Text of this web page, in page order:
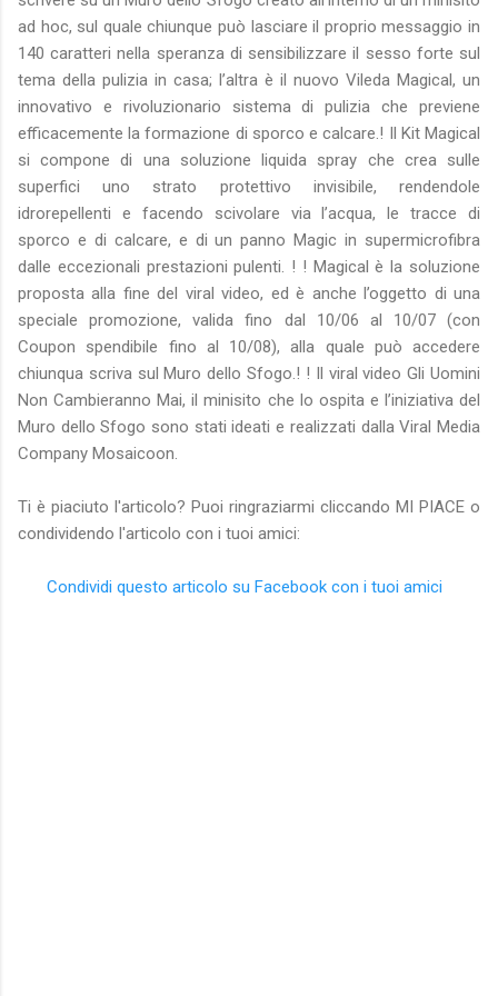
ad hoc, sul quale chiunque può lasciare il proprio messaggio in
140 caratteri nella speranza di sensibilizzare il sesso forte sul
tema della pulizia in casa; l’altra è il nuovo Vileda Magical, un
innovativo e rivoluzionario sistema di pulizia che previene
efficacemente la formazione di sporco e calcare.! Il Kit Magical
si compone di una soluzione liquida spray che crea sulle
superfici uno strato protettivo invisibile, rendendole
idrorepellenti e facendo scivolare via l’acqua, le tracce di
sporco e di calcare, e di un panno Magic in supermicrofibra
dalle eccezionali prestazioni pulenti. ! ! Magical è la soluzione
proposta alla fine del viral video, ed è anche l’oggetto di una
speciale promozione, valida fino dal 10/06 al 10/07 (con
Coupon spendibile fino al 10/08), alla quale può accedere
chiunqua scriva sul Muro dello Sfogo.! ! Il viral video Gli Uomini
Non Cambieranno Mai, il minisito che lo ospita e l’iniziativa del
Muro dello Sfogo sono stati ideati e realizzati dalla Viral Media
Company Mosaicoon.
Ti è piaciuto l'articolo? Puoi ringraziarmi cliccando MI PIACE o
condividendo l'articolo con i tuoi amici:
Condividi questo articolo su Facebook con i tuoi amici